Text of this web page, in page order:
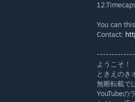
You can
Contact:
ようこそ！
ときえのき
無断転載で
YouTubeの